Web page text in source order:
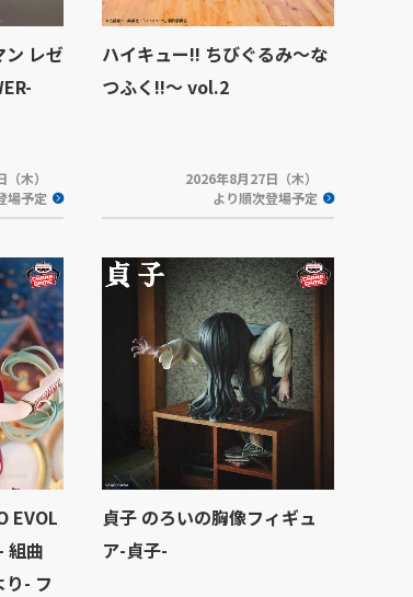
レゼ
木）
場予定
ハイキュー!! ちびぐるみ～な
つふく!!～ vol.2
2026年8月27日（木）
より順次登場予定
EVOL
曲
り- フ
貞子 のろいの胸像フィギュ
ア-貞子-